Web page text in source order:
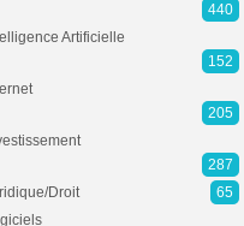
440
Artificielle
152
205
287
Droit
65